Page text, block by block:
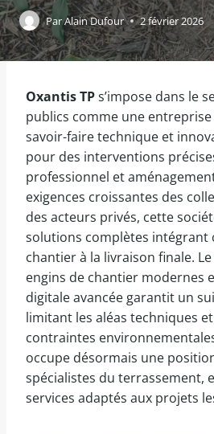
ParAlain Dufour 2 février 2026
Oxantis TPs’impose dans le
publics comme une
savoir-faire technique et
pour des interventions
professionnel et
exigences croissantes des
des acteurs privés, cette
solutions complètes intégrant
chantier à la livraison finale.
engins de chantier modernes
digitale avancée garantit un
limitant les aléas techniques
contraintes
occupe désormais une
spécialistes du terrassement,
services adaptés aux projets